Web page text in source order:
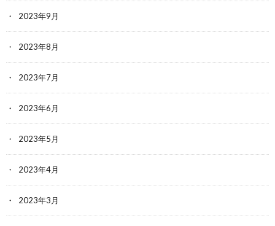
2023年9月
2023年8月
2023年7月
2023年6月
2023年5月
2023年4月
2023年3月